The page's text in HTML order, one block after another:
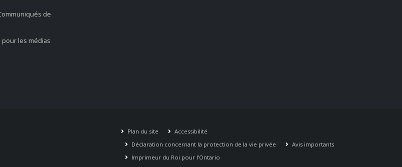
de
les médias
Plan du site
Accessibilité
Déclaration concernant la protection de la vie privée
Avis importants
Imprimeur du Roi pour l'Ontario